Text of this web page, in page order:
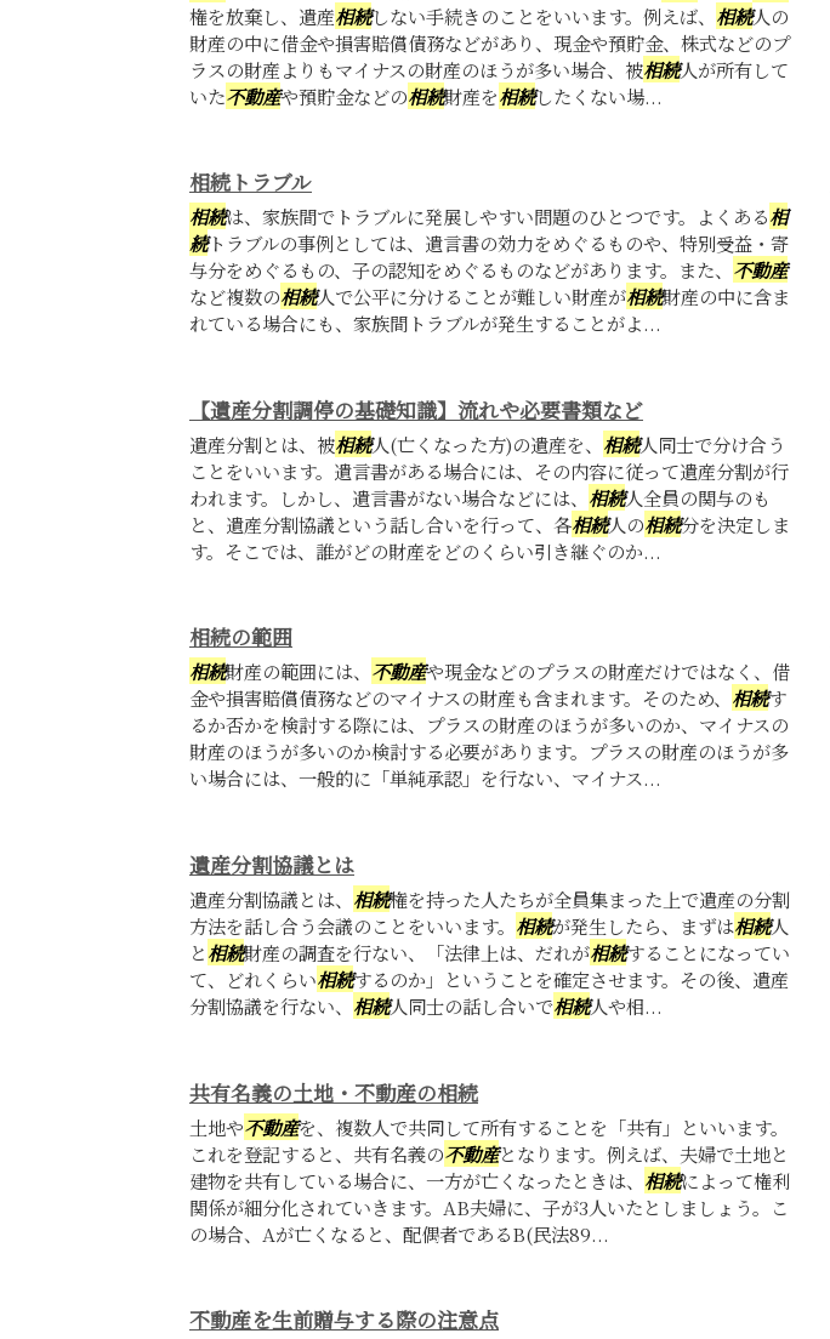
権を放棄し、遺産相続しない手続きのことをいいます。例えば、 相続人の
財産の中に借金や損害賠償債務などがあり、現金や預貯金、株式などのプ
ラスの財産よりもマイナスの財産のほうが多い場合、被相続人が所有して
いた不動産や預貯金などの相続財産を相続したくない場...
相続トラブル
相続は、家族間でトラブルに発展しやすい問題のひとつです。よくある相
続トラブルの事例としては、遺言書の効力をめぐるものや、特別受益・寄
与分をめぐるもの、子の認知をめぐるものなどがあります。また、 不動産
など複数の相続人で公平に分けることが難しい財産が相続財産の中に含ま
れている場合にも、家族間トラブルが発生することがよ...
【遺産分割調停の基礎知識】流れや必要書類など
遺産分割とは、被相続人(亡くなった方)の遺産を、 相続人同士で分け合う
ことをいいます。遺言書がある場合には、その内容に従って遺産分割が行
われます。しかし、遺言書がない場合などには、 相続人全員の関与のも
と、遺産分割協議という話し合いを行って、各相続人の相続分を決定しま
す。そこでは、誰がどの財産をどのくらい引き継ぐのか...
相続の範囲
相続財産の範囲には、 不動産や現金などのプラスの財産だけではなく、借
金や損害賠償債務などのマイナスの財産も含まれます。そのため、 相続す
るか否かを検討する際には、プラスの財産のほうが多いのか、マイナスの
財産のほうが多いのか検討する必要があります。プラスの財産のほうが多
い場合には、一般的に「単純承認」を行ない、マイナス...
遺産分割協議とは
遺産分割協議とは、 相続権を持った人たちが全員集まった上で遺産の分割
方法を話し合う会議のことをいいます。 相続が発生したら、まずは相続人
と相続財産の調査を行ない、「法律上は、だれが相続することになってい
て、どれくらい相続するのか」ということを確定させます。その後、遺産
分割協議を行ない、 相続人同士の話し合いで相続人や相...
共有名義の土地・不動産の相続
土地や不動産を、複数人で共同して所有することを「共有」といいます。
これを登記すると、共有名義の不動産となります。例えば、夫婦で土地と
建物を共有している場合に、一方が亡くなったときは、 相続によって権利
関係が細分化されていきます。AB夫婦に、子が3人いたとしましょう。こ
の場合、Aが亡くなると、配偶者であるB(民法89...
不動産を生前贈与する際の注意点